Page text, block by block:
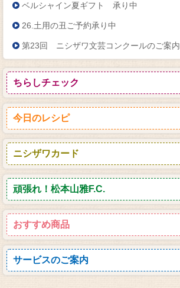
ベルシャイン夏ギフト 承り中
26.土用の丑ご予約承り中
第23回 ニシザワ文芸コンクールのご案内
ちらしチェック
今日のレシピ
ニシザワカード
頑張れ！松本山雅F.C.
おすすめ商品
サービスのご案内